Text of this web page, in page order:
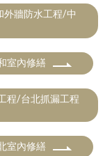
外牆防水工程/中
室內修繕
程/台北抓漏工程
室內修繕